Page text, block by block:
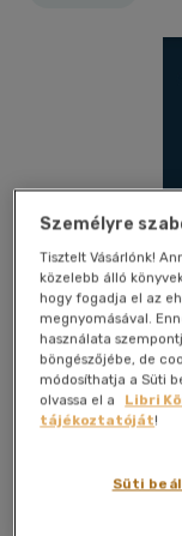
Személyre
Tisztelt Vásárlónk!
közelebb álló
hogy fogadja el az
megnyomásával.
használata
böngészőjébe, de
módosíthatja a Süti
olvassa el a
Libri
tájékoztatóját!
Süti